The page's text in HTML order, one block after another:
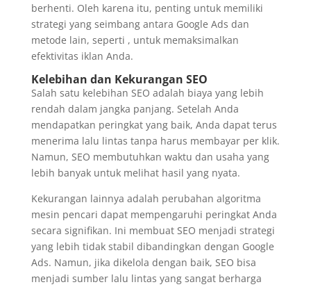
berhenti. Oleh karena itu, penting untuk memiliki
strategi yang seimbang antara Google Ads dan
metode lain, seperti , untuk memaksimalkan
efektivitas iklan Anda.
Kelebihan dan Kekurangan SEO
Salah satu kelebihan SEO adalah biaya yang lebih
rendah dalam jangka panjang. Setelah Anda
mendapatkan peringkat yang baik, Anda dapat terus
menerima lalu lintas tanpa harus membayar per klik.
Namun, SEO membutuhkan waktu dan usaha yang
lebih banyak untuk melihat hasil yang nyata.
Kekurangan lainnya adalah perubahan algoritma
mesin pencari dapat mempengaruhi peringkat Anda
secara signifikan. Ini membuat SEO menjadi strategi
yang lebih tidak stabil dibandingkan dengan Google
Ads. Namun, jika dikelola dengan baik, SEO bisa
menjadi sumber lalu lintas yang sangat berharga